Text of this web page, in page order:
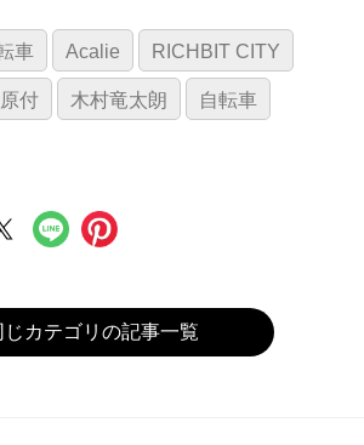
車 Acalie RICHBIT CITY
原付 木村竜太朗 自転車
じカテゴリの記事一覧